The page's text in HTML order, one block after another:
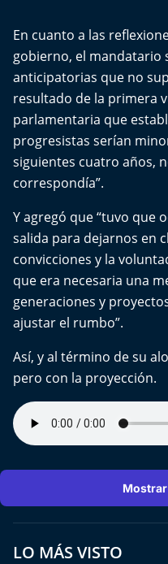
En cuanto a las
gobierno, el mandatario
anticipatorias que no
resultado de la primera
parlamentaria que
progresistas serían
siguientes cuatro años,
correspondía”.
Y agregó que “tuvo que
salida para dejarnos en
convicciones y la
que era necesaria una
generaciones y
ajustar el rumbo”.
Así, y al término de su
pero con la proyección.
LO MÁS VISTO